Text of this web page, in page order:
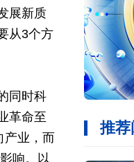
展新质
从3个方
同时科
革命至
产业，而
响。以